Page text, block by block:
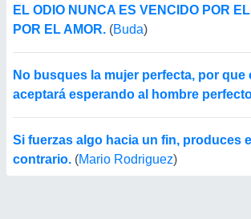
EL ODIO NUNCA ES VENCIDO POR
POR EL AMOR. (Buda)
No busques la mujer perfecta, por que
aceptará esperando al hombre
Si fuerzas algo hacia un fin, produces
contrario. (Mario Rodriguez)